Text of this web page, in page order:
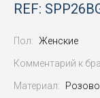
REF:
Пол: Женские
Комментарий к
Материал: